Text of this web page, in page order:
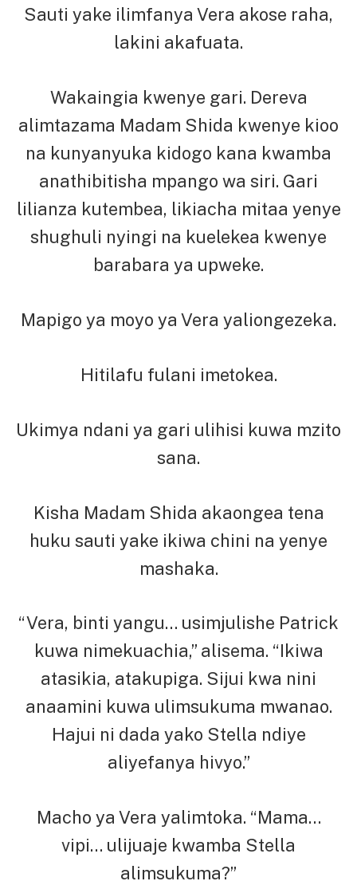
Sauti yake ilimfanya Vera akose raha,
lakini akafuata.
Wakaingia kwenye gari. Dereva
alimtazama Madam Shida kwenye kioo
na kunyanyuka kidogo kana kwamba
anathibitisha mpango wa siri. Gari
lilianza kutembea, likiacha mitaa yenye
shughuli nyingi na kuelekea kwenye
barabara ya upweke.
Mapigo ya moyo ya Vera yaliongezeka.
Hitilafu fulani imetokea.
Ukimya ndani ya gari ulihisi kuwa mzito
sana.
Kisha Madam Shida akaongea tena
huku sauti yake ikiwa chini na yenye
mashaka.
“Vera, binti yangu… usimjulishe Patrick
kuwa nimekuachia,” alisema. “Ikiwa
atasikia, atakupiga. Sijui kwa nini
anaamini kuwa ulimsukuma mwanao.
Hajui ni dada yako Stella ndiye
aliyefanya hivyo.”
Macho ya Vera yalimtoka. “Mama…
vipi… ulijuaje kwamba Stella
alimsukuma?”